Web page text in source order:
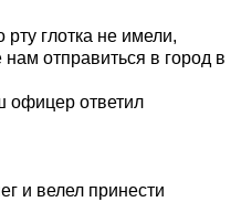
глотка не имели,
отправиться в город в
офицер ответил
и велел принести